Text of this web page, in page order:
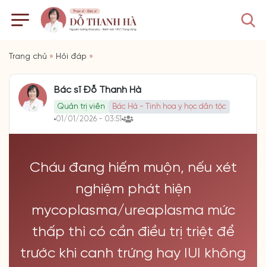
Trang chủ » Hỏi đáp »
Bác sĩ Đỗ Thanh Hà
Quản trị viên
Bác Hà - Tinh hoa y học dân tộc
01/01/2026 - 03:51
Cháu đang hiếm muộn, nếu xét
nghiệm phát hiện
mycoplasma/ureaplasma mức
thấp thì có cần điều trị triệt để
trước khi canh trứng hay IUI không